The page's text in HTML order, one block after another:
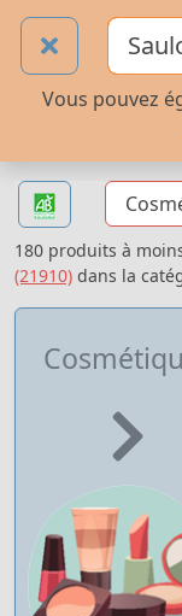
Vous pouvez
180 produits à
(21910) dans la